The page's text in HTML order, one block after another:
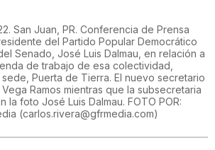
San Juan, PR. Conferencia de Prensa
del Partido Popular Democrático
Senado, José Luis Dalmau, en relación a
de trabajo de esa colectividad,
Puerta de Tierra. El nuevo secretario
Ramos mientras que la subsecretaria
la foto José Luis Dalmau. FOTO POR:
(carlos.rivera@gfrmedia.com)